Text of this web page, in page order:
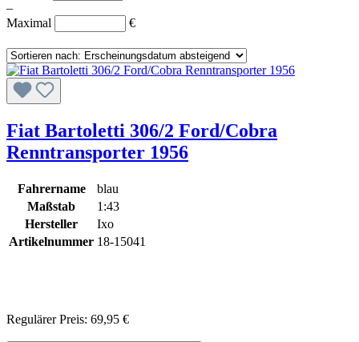
–
Maximal
€
Fiat Bartoletti 306/2 Ford/Cobra
Renntransporter 1956
Fahrername
blau
Maßstab
1:43
Hersteller
Ixo
Artikelnummer 18-15041
Regulärer Preis: 69,95 €